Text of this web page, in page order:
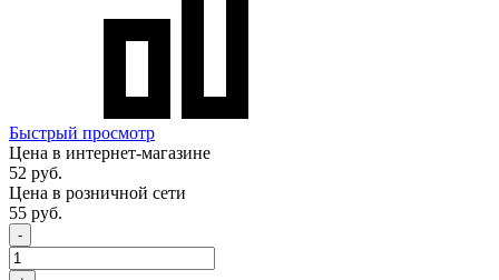
Быстрый просмотр
Цена в интернет-магазине
52 руб.
Цена в розничной сети
55 руб.
-